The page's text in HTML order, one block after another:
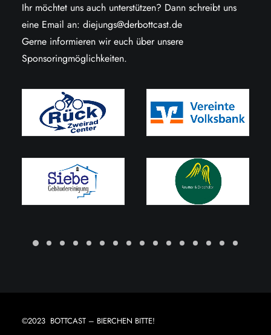
Ihr möchtet uns auch unterstützen? Dann schreibt uns
eine Email an: diejungs@derbottcast.de
Gerne informieren wir euch über unsere
Sponsoringmöglichkeiten.
©2023 BOTTCAST – BIERCHEN BITTE!